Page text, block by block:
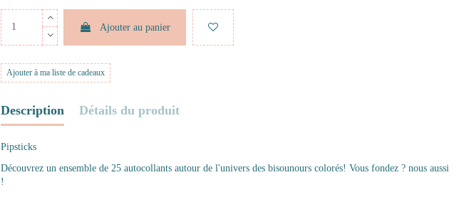
Ajouter au panier
Ajouter à ma liste de cadeaux
Description Détails du produit
Pipsticks
Découvrez un ensemble de 25 autocollants autour de l'univers des bisounours colorés! Vous fondez ? nous aussi
!